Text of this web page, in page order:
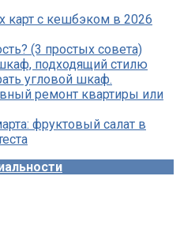
карт с кешбэком в 2026
(3 простых совета)
подходящий стилю
угловой шкаф.
ремонт квартиры или
фруктовый салат в